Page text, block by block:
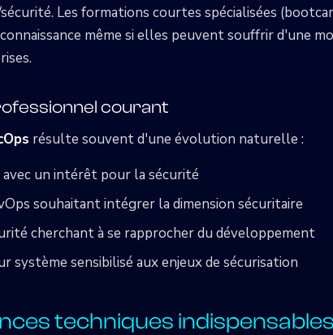
Les formations courtes spécialisées
même si elles peuvent souffrir d'une
courant
résulte souvent d'une évolution naturelle :
un intérêt pour la sécurité
souhaitant intégrer la dimension sécuritaire
cherchant à se rapprocher du développement
système sensibilisé aux enjeux de sécurisation
techniques indispensables